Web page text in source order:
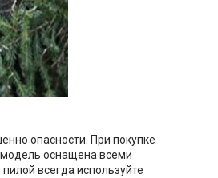
опасности. При покупке
оснащена всеми
всегда используйте